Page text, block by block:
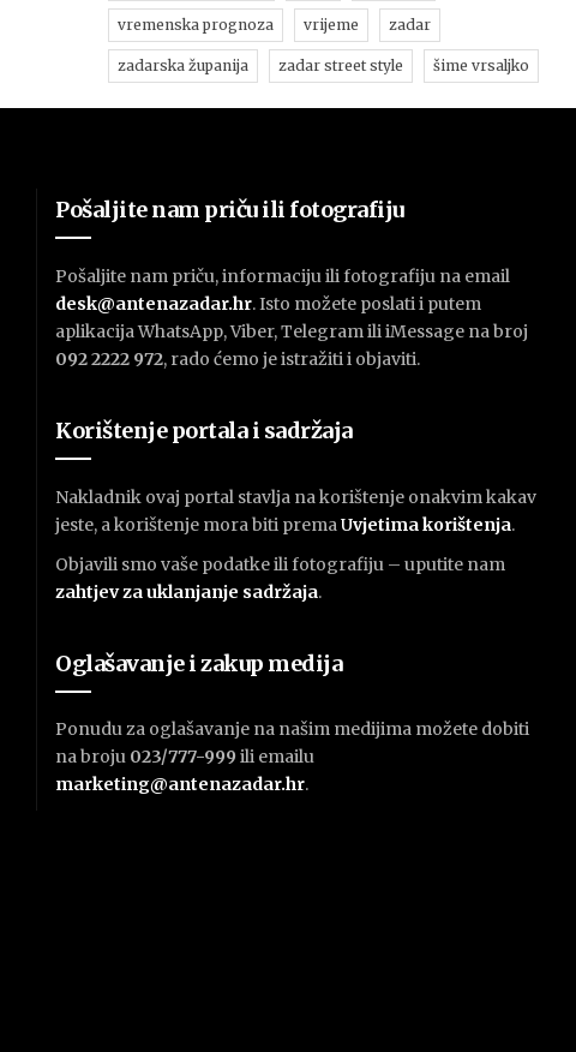
vremenska prognoza vrijeme zadar
zadarska županija zadar street style šime vrsaljko
Pošaljite nam priču ili fotografiju
Pošaljite nam priču, informaciju ili fotografiju na email
desk@antenazadar.hr. Isto možete poslati i putem
aplikacija WhatsApp, Viber, Telegram ili iMessage na broj
092 2222 972, rado ćemo je istražiti i objaviti.
Korištenje portala i sadržaja
Nakladnik ovaj portal stavlja na korištenje onakvim kakav
jeste, a korištenje mora biti premaUvjetima korištenja.
Objavili smo vaše podatke ili fotografiju – uputite nam
zahtjev za uklanjanje sadržaja.
Oglašavanje i zakup medija
Ponudu za oglašavanje na našim medijima možete dobiti
na broju 023/777-999 ili emailu
marketing@antenazadar.hr.